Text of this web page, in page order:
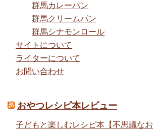
群馬カレーパン
群馬クリームパン
群馬シナモンロール
サイトについて
ライターについて
お問い合わせ
おやつレシピ本レビュー
子どもと楽しむレシピ本【不思議な